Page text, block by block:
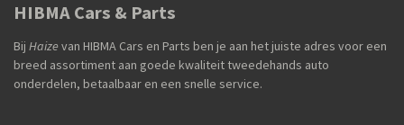
HIBMA Cars & Parts
Bij Haizevan HIBMA Cars en Parts ben je aan het juiste adres voor een
breed assortiment aan goede kwaliteit tweedehands auto
onderdelen, betaalbaar en een snelle service.